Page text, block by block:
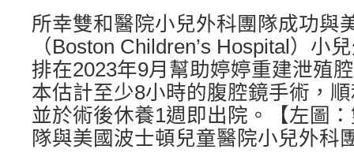
所幸雙和醫院小兒外科團隊成功與
（Boston Children’s Hospital）小
排在2023年9月幫助婷婷重建泄殖
本估計至少8小時的腹腔鏡手術，
並於術後休養1週即出院。【左圖
隊與美國波士頓兒童醫院小兒外科